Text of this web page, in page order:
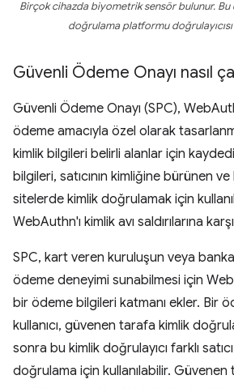
Birçok cihazda biyometrik sensör bulunur. Bu
doğrulama platformu doğrulayıcısı
Güvenli Ödeme Onayı nasıl
Güvenli Ödeme Onayı (SPC),
ödeme amacıyla özel olarak
kimlik bilgileri belirli alanlar için
bilgileri, satıcının kimliğine bürünen ve
sitelerde kimlik doğrulamak için
WebAuthn'ı kimlik avı saldırılarına
SPC, kart veren kuruluşun veya
ödeme deneyimi sunabilmesi için
bir ödeme bilgileri katmanı ekler. Bir
kullanıcı, güvenen tarafa kimlik
sonra bu kimlik doğrulayıcı farklı
doğrulama için kullanılabilir.